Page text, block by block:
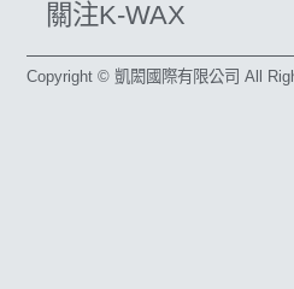
關注K-WAX
Copyright © 凱閎國際有限公司 All